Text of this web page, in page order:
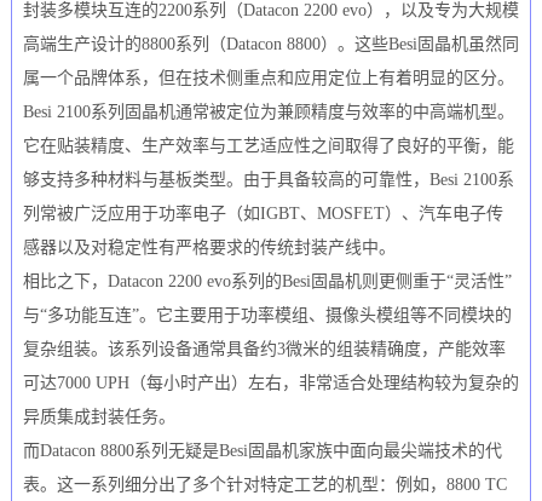
封装多模块互连的2200系列（Datacon 2200 evo），以及专为大规模
高端生产设计的8800系列（Datacon 8800）。这些Besi固晶机虽然同
属一个品牌体系，但在技术侧重点和应用定位上有着明显的区分。
Besi 2100系列固晶机通常被定位为兼顾精度与效率的中高端机型。
它在贴装精度、生产效率与工艺适应性之间取得了良好的平衡，能
够支持多种材料与基板类型。由于具备较高的可靠性，Besi 2100系
列常被广泛应用于功率电子（如IGBT、MOSFET）、汽车电子传
感器以及对稳定性有严格要求的传统封装产线中。
相比之下，Datacon 2200 evo系列的Besi固晶机则更侧重于“灵活性”
与“多功能互连”。它主要用于功率模组、摄像头模组等不同模块的
复杂组装。该系列设备通常具备约3微米的组装精确度，产能效率
可达7000 UPH（每小时产出）左右，非常适合处理结构较为复杂的
异质集成封装任务。
而Datacon 8800系列无疑是Besi固晶机家族中面向最尖端技术的代
表。这一系列细分出了多个针对特定工艺的机型：例如，8800 TC